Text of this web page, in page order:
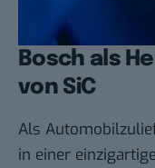
Bosch als
von SiC
Als
in einer